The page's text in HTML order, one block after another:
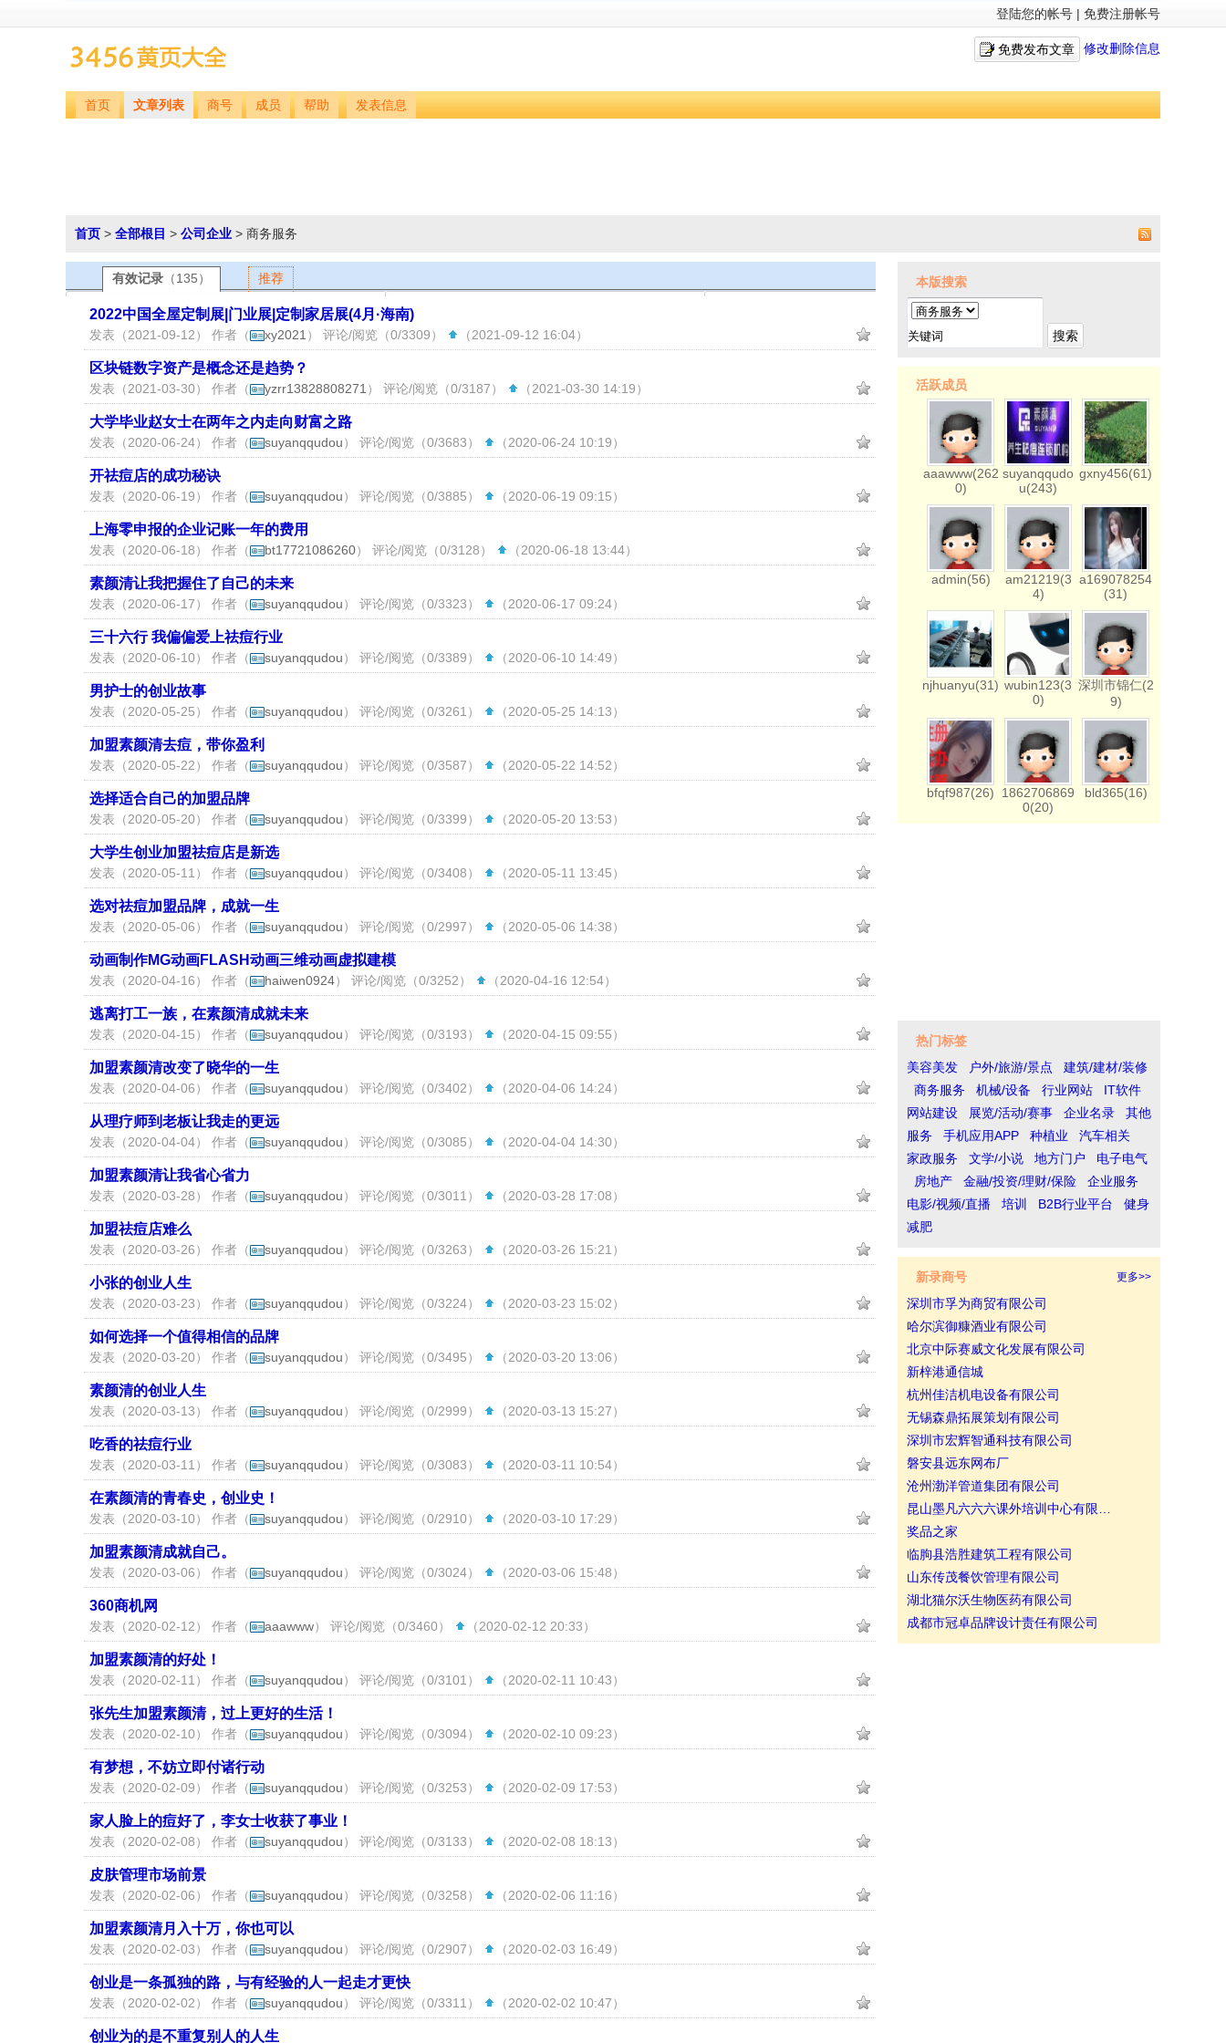
登陆您的帐号 | 免费注册帐号
免费发布文章 修改删除信息
首页 文章列表 商号 成员 帮助 发表信息
首页 > 全部根目 > 公司企业 > 商务服务
有效记录 （135） 推荐
2022中国全屋定制展|门业展|定制家居展(4月·海南)
发表（2021-09-12） 作者（ xy2021 ） 评论/阅览（0/3309） （2021-09-12 16:04）
区块链数字资产是概念还是趋势？
发表（2021-03-30） 作者（ yzrr13828808271 ） 评论/阅览（0/3187） （2021-03-30 14:19）
大学毕业赵女士在两年之内走向财富之路
发表（2020-06-24） 作者（ suyanqqudou） 评论/阅览（0/3683） （2020-06-24 10:19）
开祛痘店的成功秘诀
发表（2020-06-19） 作者（ suyanqqudou） 评论/阅览（0/3885） （2020-06-19 09:15）
上海零申报的企业记账一年的费用
发表（2020-06-18） 作者（ bt17721086260） 评论/阅览（0/3128） （2020-06-18 13:44）
素颜清让我把握住了自己的未来
发表（2020-06-17） 作者（ suyanqqudou） 评论/阅览（0/3323） （2020-06-17 09:24）
三十六行 我偏偏爱上祛痘行业
发表（2020-06-10） 作者（ suyanqqudou） 评论/阅览（0/3389） （2020-06-10 14:49）
男护士的创业故事
发表（2020-05-25） 作者（ suyanqqudou） 评论/阅览（0/3261） （2020-05-25 14:13）
加盟素颜清去痘，带你盈利
发表（2020-05-22） 作者（ suyanqqudou） 评论/阅览（0/3587） （2020-05-22 14:52）
选择适合自己的加盟品牌
发表（2020-05-20） 作者（ suyanqqudou） 评论/阅览（0/3399） （2020-05-20 13:53）
大学生创业加盟祛痘店是新选
发表（2020-05-11） 作者（ suyanqqudou） 评论/阅览（0/3408） （2020-05-11 13:45）
选对祛痘加盟品牌，成就一生
发表（2020-05-06） 作者（ suyanqqudou） 评论/阅览（0/2997） （2020-05-06 14:38）
动画制作MG动画FLASH动画三维动画虚拟建模
发表（2020-04-16） 作者（ haiwen0924） 评论/阅览（0/3252） （2020-04-16 12:54）
逃离打工一族，在素颜清成就未来
发表（2020-04-15） 作者（ suyanqqudou） 评论/阅览（0/3193） （2020-04-15 09:55）
加盟素颜清改变了晓华的一生
发表（2020-04-06） 作者（ suyanqqudou） 评论/阅览（0/3402） （2020-04-06 14:24）
从理疗师到老板让我走的更远
发表（2020-04-04） 作者（ suyanqqudou） 评论/阅览（0/3085） （2020-04-04 14:30）
加盟素颜清让我省心省力
发表（2020-03-28） 作者（ suyanqqudou） 评论/阅览（0/3011） （2020-03-28 17:08）
加盟祛痘店难么
发表（2020-03-26） 作者（ suyanqqudou） 评论/阅览（0/3263） （2020-03-26 15:21）
小张的创业人生
发表（2020-03-23） 作者（ suyanqqudou） 评论/阅览（0/3224） （2020-03-23 15:02）
如何选择一个值得相信的品牌
发表（2020-03-20） 作者（ suyanqqudou） 评论/阅览（0/3495） （2020-03-20 13:06）
素颜清的创业人生
发表（2020-03-13） 作者（ suyanqqudou） 评论/阅览（0/2999） （2020-03-13 15:27）
吃香的祛痘行业
发表（2020-03-11） 作者（ suyanqqudou） 评论/阅览（0/3083） （2020-03-11 10:54）
在素颜清的青春史，创业史！
发表（2020-03-10） 作者（ suyanqqudou） 评论/阅览（0/2910） （2020-03-10 17:29）
加盟素颜清成就自己。
发表（2020-03-06） 作者（ suyanqqudou） 评论/阅览（0/3024） （2020-03-06 15:48）
360商机网
发表（2020-02-12） 作者（ aaawww） 评论/阅览（0/3460） （2020-02-12 20:33）
加盟素颜清的好处！
发表（2020-02-11） 作者（ suyanqqudou） 评论/阅览（0/3101） （2020-02-11 10:43）
张先生加盟素颜清，过上更好的生活！
发表（2020-02-10） 作者（ suyanqqudou） 评论/阅览（0/3094） （2020-02-10 09:23）
有梦想，不妨立即付诸行动
发表（2020-02-09） 作者（ suyanqqudou） 评论/阅览（0/3253） （2020-02-09 17:53）
家人脸上的痘好了，李女士收获了事业！
发表（2020-02-08） 作者（ suyanqqudou） 评论/阅览（0/3133） （2020-02-08 18:13）
皮肤管理市场前景
发表（2020-02-06） 作者（ suyanqqudou） 评论/阅览（0/3258） （2020-02-06 11:16）
加盟素颜清月入十万，你也可以
发表（2020-02-03） 作者（ suyanqqudou） 评论/阅览（0/2907） （2020-02-03 16:49）
创业是一条孤独的路，与有经验的人一起走才更快
发表（2020-02-02） 作者（ suyanqqudou） 评论/阅览（0/3311） （2020-02-02 10:47）
创业为的是不重复别人的人生
本版搜索
搜索
活跃成员
aaawww(262
0)
suyanqqudo
u(243)
gxny456(61)
admin(56)
am21219(3
4)
a169078254
(31)
njhuanyu(31) wubin123(3
0)
深圳市锦仁(2
9)
bfqf987(26)
1862706869
0(20)
bld365(16)
热门标签
美容美发
户外/旅游/景点
建筑/建材/装修
商务服务
机械/设备 行业网站
IT软件
网站建设
展览/活动/赛事 企业名录
其他
服务
手机应用APP 种植业
汽车相关
家政服务
文学/小说 地方门户
电子电气
房地产
金融/投资/理财/保险
企业服务
电影/视频/直播
培训 B2B行业平台
健身
减肥
更多>>
新录商号
深圳市孚为商贸有限公司
哈尔滨御糠酒业有限公司
北京中际赛威文化发展有限公司
新梓港通信城
杭州佳洁机电设备有限公司
无锡森鼎拓展策划有限公司
深圳市宏辉智通科技有限公司
磐安县远东网布厂
沧州渤洋管道集团有限公司
昆山墨凡六六六课外培训中心有限…
奖品之家
临朐县浩胜建筑工程有限公司
山东传茂餐饮管理有限公司
湖北猫尔沃生物医药有限公司
成都市冠卓品牌设计责任有限公司